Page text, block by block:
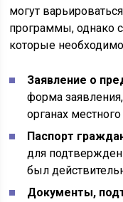
могут
программы, однако
которые
Заявление о
форма
органах
Паспорт
для
был
Документы,